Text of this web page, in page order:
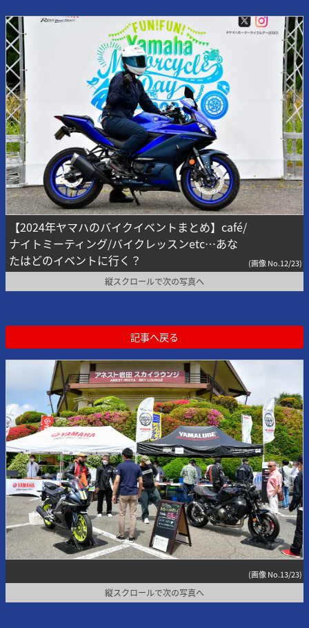
【2024年ヤマハのバイクイベントまとめ】café/
ナイトミーティング/バイクレッスンetc…あな
たはどのイベントに行く？
(画像 No.12/23)
縦スクロールで次の写真へ
記事へ戻る
(画像 No.13/23)
縦スクロールで次の写真へ